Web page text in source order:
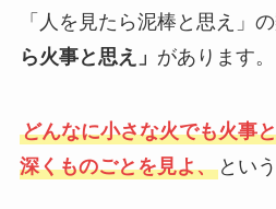
「人を見たら泥棒と思え」
ら火事と思え」 があります。
どんなに小さな火でも火事
深くものごとを見よ、とい